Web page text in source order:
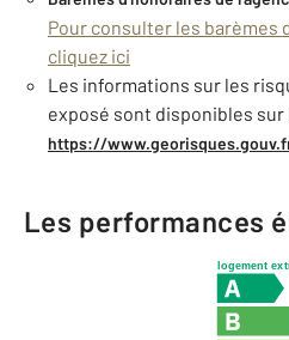
Pour consulter les barèmes
cliquez ici
Les informations sur les
exposé sont disponibles sur
https://
Les performances
logement